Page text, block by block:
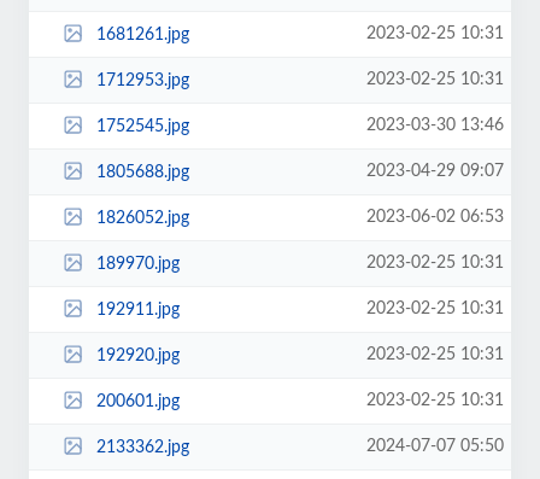
1681261.jpg 2023-02-25 10:31
1712953.jpg 2023-02-25 10:31
1752545.jpg 2023-03-30 13:46
1805688.jpg 2023-04-29 09:07
1826052.jpg 2023-06-02 06:53
189970.jpg 2023-02-25 10:31
192911.jpg 2023-02-25 10:31
192920.jpg 2023-02-25 10:31
200601.jpg 2023-02-25 10:31
2133362.jpg 2024-07-07 05:50